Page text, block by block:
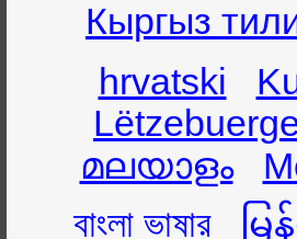
Кыргыз
hrvatski
മലയാളം
বাংলা ভাষার
မြ